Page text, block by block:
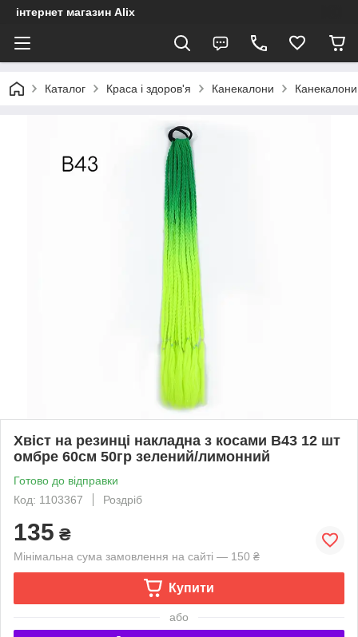
інтернет магазин Alix
Каталог Краса і здоров'я Канекалони
Хвіст на резинці накладна з косами B43 12 шт
омбре 60см 50гр зелений/лимонний
Готово до відправки
Код: 1103367
Роздріб
135 ₴
Мінімальна сума замовлення на сайті — 150 ₴
Купити
або